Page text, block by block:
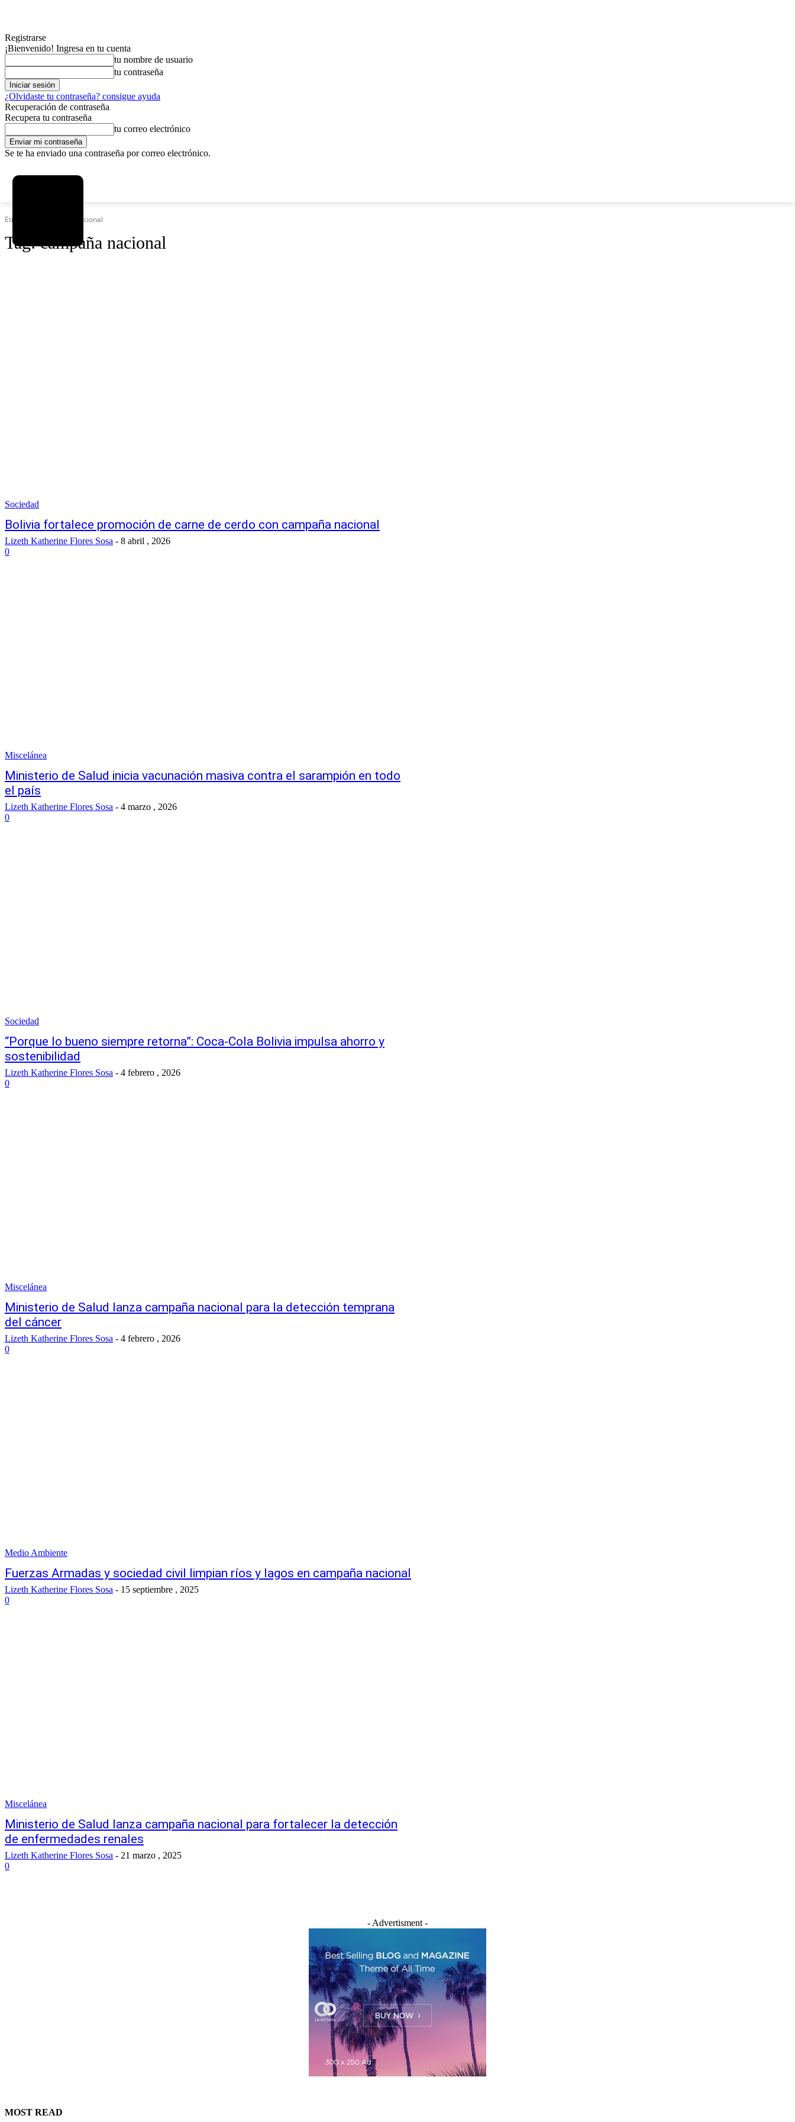
Registrarse
¡Bienvenido! Ingresa en tu cuenta
tu nombre de usuario
tu contraseña
¿Olvidaste tu contraseña? consigue ayuda
Recuperación de contraseña
Recupera tu contraseña
tu correo electrónico
Se te ha enviado una contraseña por correo electrónico.
Etiquetas Campaña nacional
Tag:campaña nacional
Sociedad
Bolivia fortalece promoción de carne de cerdo con campaña nacional
Lizeth Katherine Flores Sosa - 8 abril , 2026
0
Miscelánea
Ministerio de Salud inicia vacunación masiva contra el sarampión en todo
el país
Lizeth Katherine Flores Sosa - 4 marzo , 2026
0
Sociedad
“Porque lo bueno siempre retorna”: Coca-Cola Bolivia impulsa ahorro y
sostenibilidad
Lizeth Katherine Flores Sosa - 4 febrero , 2026
0
Miscelánea
Ministerio de Salud lanza campaña nacional para la detección temprana
del cáncer
Lizeth Katherine Flores Sosa - 4 febrero , 2026
0
Medio Ambiente
Fuerzas Armadas y sociedad civil limpian ríos y lagos en campaña nacional
Lizeth Katherine Flores Sosa - 15 septiembre , 2025
0
Miscelánea
Ministerio de Salud lanza campaña nacional para fortalecer la detección
de enfermedades renales
Lizeth Katherine Flores Sosa - 21 marzo , 2025
0
- Advertisment -
MOST READ